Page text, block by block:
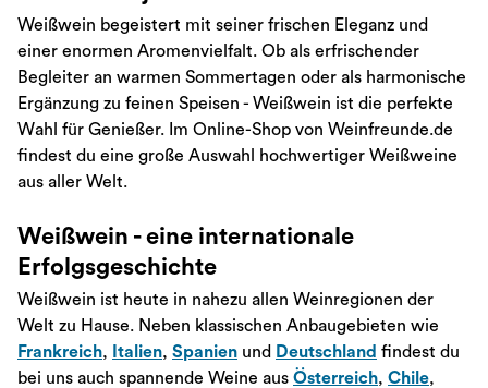
Weißwein begeistert mit seiner frischen Eleganz und
einer enormen Aromenvielfalt. Ob als erfrischender
Begleiter an warmen Sommertagen oder als harmonische
Ergänzung zu feinen Speisen - Weißwein ist die perfekte
Wahl für Genießer. Im Online-Shop von Weinfreunde.de
findest du eine große Auswahl hochwertiger Weißweine
aus aller Welt.
Weißwein - eine internationale
Erfolgsgeschichte
Weißwein ist heute in nahezu allen Weinregionen der
Welt zu Hause. Neben klassischen Anbaugebieten wie
Frankreich, Italien, Spanien und Deutschland findest du
bei uns auch spannende Weine aus Österreich, Chile,